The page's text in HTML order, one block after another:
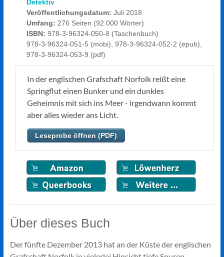
Detektiv
Veröffentlichungsdatum: Juli 2018
Umfang: 276 Seiten (92.000 Wörter)
ISBN: 978-3-96324-050-8 (Taschenbuch)
978-3-96324-051-5 (mobi), 978-3-96324-052-2 (epub),
978-3-96324-053-9 (pdf)
In der englischen Grafschaft Norfolk reißt eine
Springflut einen Bunker und ein dunkles
Geheimnis mit sich ins Meer - irgendwann kommt
aber alles wieder ans Licht.
Leseprobe öffnen (PDF)
Über dieses Buch
Der fünfte Dezember 2013 hat an der Küste der englischen